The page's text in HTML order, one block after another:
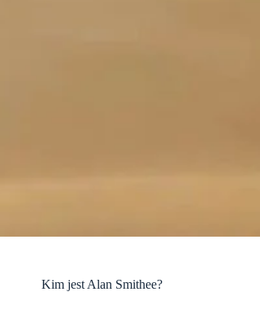
Kim jest Alan Smithee?